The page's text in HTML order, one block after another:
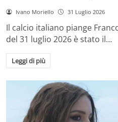
Ivano Moriello 31 Luglio 2026
Il calcio italiano piange
del 31 luglio 2026 è stato il…
Leggi di più